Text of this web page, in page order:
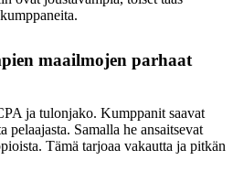
maailmojen parhaat
ja tulonjako. Kumppanit saavat
pelaajasta. Samalla he ansaitsevat
Tämä tarjoaa vakautta ja pitkän